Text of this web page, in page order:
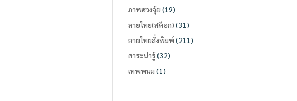
ภาพฮวงจุ้ย (19)
ลายไทย(สต็อก) (31)
ลายไทยสั่งพิมพ์ (211)
สาระน่ารู้(32)
เทพพนม (1)